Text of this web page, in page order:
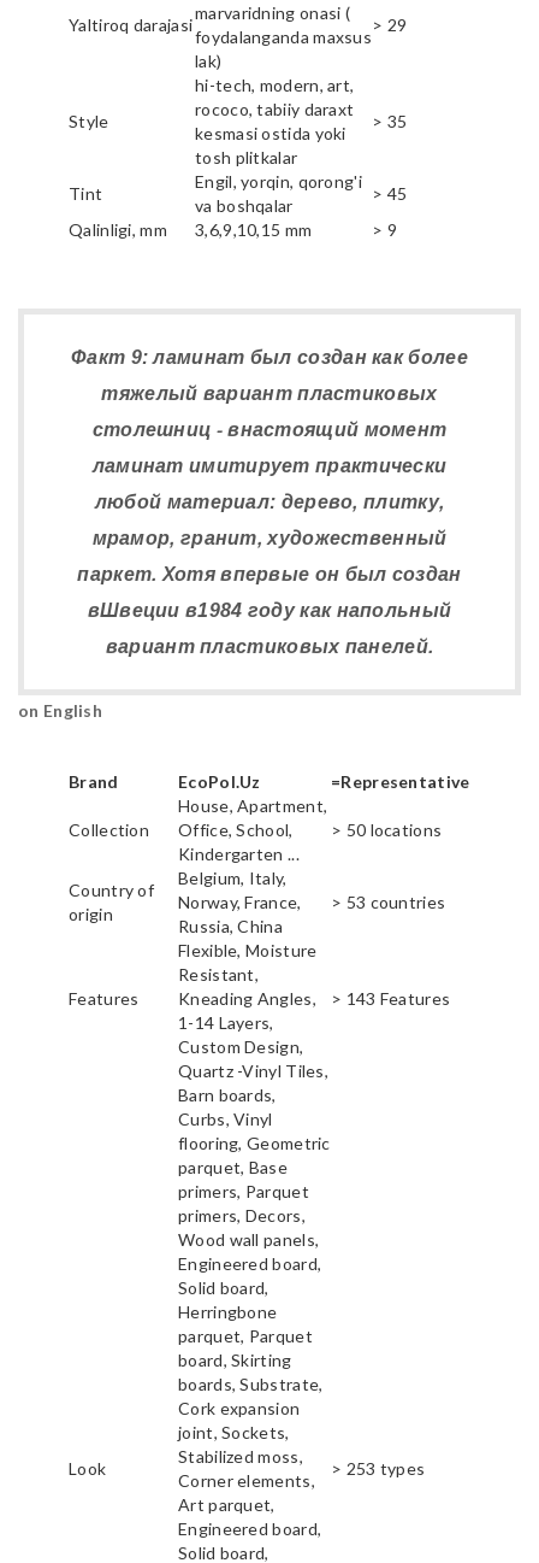
Yaltiroq darajasi
marvaridning onasi (
foydalanganda maxsus
lak)
> 29
Style
hi-tech, modern, art,
rococo, tabiiy daraxt
kesmasi ostida yoki
tosh plitkalar
> 35
Tint
Engil, yorqin, qorong'i
va boshqalar
> 45
Qalinligi, mm
3,6,9,10,15 mm > 9
Факт 9: ламинат был создан как более
тяжелый вариант пластиковых
столешниц - внастоящий момент
ламинат имитирует практически
любой материал: дерево, плитку,
мрамор, гранит, художественный
паркет. Хотя впервые он был создан
вШвеции в1984 году как напольный
вариант пластиковых панелей.
on English
Brand EcoPol.Uz =Representative
Collection
House, Apartment,
Office, School,
Kindergarten ...
> 50 locations
Country of
origin
Belgium, Italy,
Norway, France,
Russia, China
> 53 countries
Features
Flexible, Moisture
Resistant,
Kneading Angles,
1-14 Layers,
Custom Design,
> 143 Features
Look
Quartz -Vinyl Tiles,
Barn boards,
Curbs, Vinyl
flooring, Geometric
parquet, Base
primers, Parquet
primers, Decors,
Wood wall panels,
Engineered board,
Solid board,
Herringbone
parquet, Parquet
board, Skirting
boards, Substrate,
Cork expansion
joint, Sockets,
Stabilized moss,
Corner elements,
Art parquet,
Engineered board,
Solid board,
> 253 types